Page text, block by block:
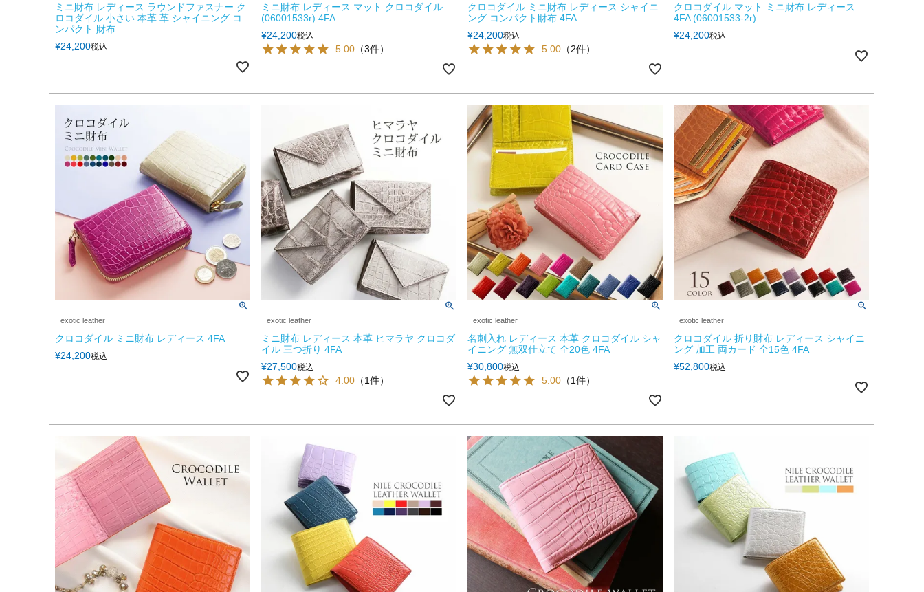
ミニ財布 レディース ラウンドファスナー ク
ロコダイル 小さい 本革 革 シャイニング コ
ンパクト 財布
¥24,200税込
ミニ財布 レディース マット クロコダイル
(06001533r) 4FA
¥24,200税込
5.00 （3件）
クロコダイル ミニ財布 レディース シャイニ
ング コンパクト財布 4FA
¥24,200税込
5.00 （2件）
クロコダイル マット ミニ財布 レディース
4FA (06001533-2r)
¥24,200税込
exotic leather
クロコダイル ミニ財布 レディース 4FA
¥24,200税込
exotic leather
ミニ財布 レディース 本革 ヒマラヤ クロコダ
イル 三つ折り 4FA
¥27,500税込
4.00 （1件）
exotic leather
名刺入れ レディース 本革 クロコダイル シャ
イニング 無双仕立て 全20色 4FA
¥30,800税込
5.00 （1件）
exotic leather
クロコダイル 折り財布 レディース シャイニ
ング 加工 両カード 全15色 4FA
¥52,800税込